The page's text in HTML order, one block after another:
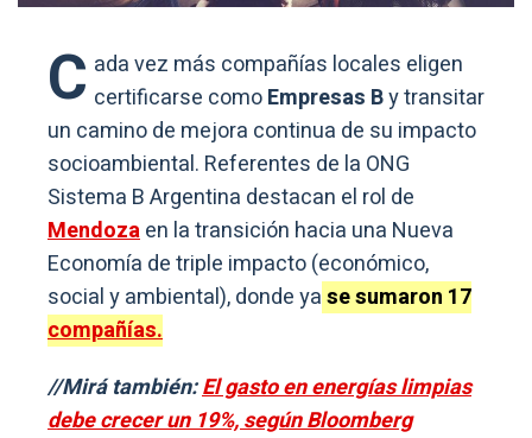
C ada vez más compañías locales eligen
certificarse comoEmpresas By transitar
un camino de mejora continua de su impacto
socioambiental. Referentes de la ONG
Sistema B Argentina destacan el rol de
Mendozaen la transición hacia una Nueva
Economía de triple impacto (económico,
social y ambiental), donde yase sumaron 17
compañías.
//Mirá también:El gasto en energías limpias
debe crecer un 19%, según Bloomberg